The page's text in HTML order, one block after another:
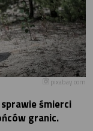
pixabay.com
śmierci
granic.